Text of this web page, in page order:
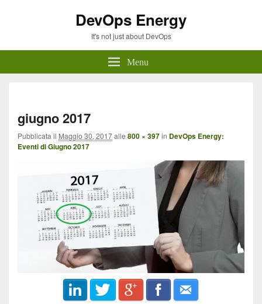
DevOps Energy
It's not just about DevOps
Menu
giugno 2017
Pubblicata il Maggio 30, 2017alle 800 × 397in DevOps Energy:
Eventi di Giugno 2017